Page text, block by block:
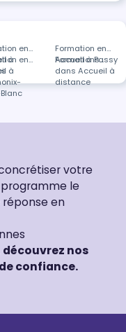
en
à
Formation en
Accueil à Passy
en
à
Formations
dans Accueil à
distance
votre
le
en
découvrez nos
confiance.